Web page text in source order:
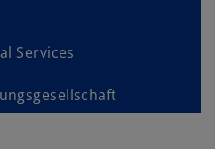
Services